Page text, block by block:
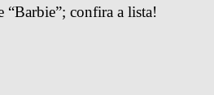
confira a lista!